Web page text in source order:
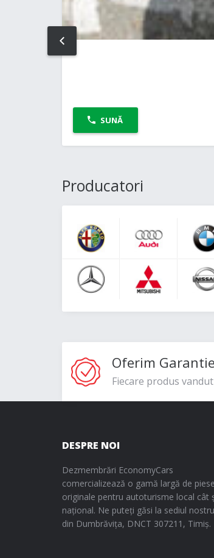
SUNĂ
PREV
Producatori
Oferim Garantie
Fiecare produs
DESPRE NOI
Dezmembrări EconomyCars
comercializează o gamă largă de piese
originale pentru autoturisme local cât
național. Ne puteți găsi la sediul nostru
din Dumbrăvița, DNCT 307211, Timiș.